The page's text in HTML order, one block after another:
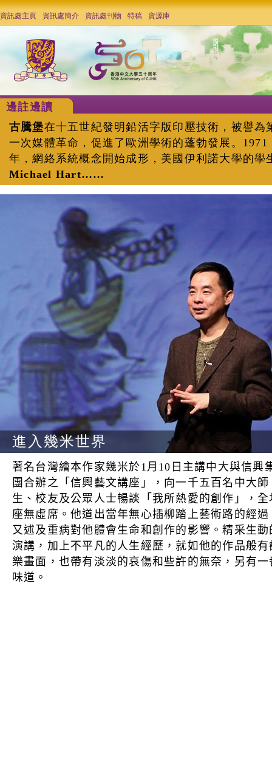
資訊處主頁 資訊處簡介 資訊處刊物 特稿 資源庫
邊註邊讀
古騰堡在十五世紀發明鉛活字版印壓技術，被譽為
一次媒體革命，促進了歐洲學術的蓬勃發展。1971
年，網絡系統概念開始成形，美國伊利諾大學的學
Michael Hart……
進入幾米世界
著名台灣繪本作家幾米於1月10日主講中大與信興
團合辦之「信興藝文講座」，向一千五百名中大師
生、校友及公眾人士暢談「我所熱愛的創作」，全
座無虛席。他道出當年無心插柳踏上藝術路的經過
又述及重病對他體會生命和創作的影響。精采生動
演講，加上不平凡的人生經歷，就如他的作品般有
樂畫面，也帶有淡淡的哀傷和些許的無奈，另有一
味道。